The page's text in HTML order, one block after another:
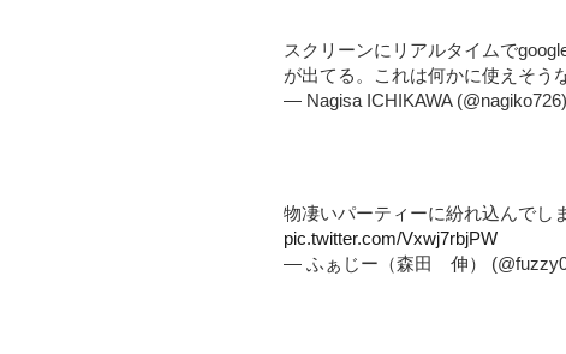
スクリーンにリアルタイムで
が出てる。これは何かに使えそう
— Nagisa ICHIKAWA (@nagiko726)
物凄いパーティーに紛れ込んでし
pic.twitter.com/Vxwj7rbjPW
— ふぁじー（森田 伸）